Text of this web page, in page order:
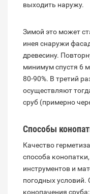
выходить наружу.
Зимой это может
инея снаружи
древесину.
минимум спустя 6
80-90%. В третий
осуществляют
сруб (примерно
Способы
Качество
способа
инструментов и
погодных условий.
конопачения сруба: